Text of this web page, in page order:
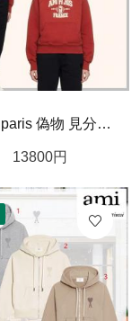
【amiparis 偽物 見分け方】レッド オーガニックコットン フーディ
13800円